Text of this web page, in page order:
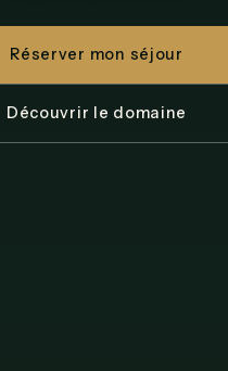
Réserver mon séjour
Découvrir le domaine